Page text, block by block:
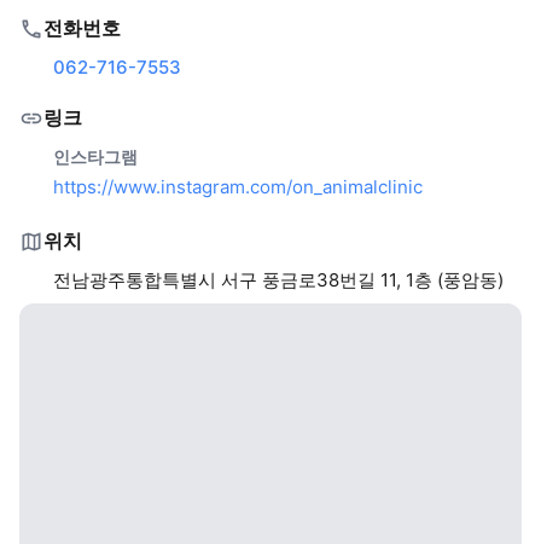
전화번호
062-716-7553
링크
인스타그램
https://www.instagram.com/on_animalclinic
위치
전남광주통합특별시 서구 풍금로38번길 11, 1층 (풍암동)